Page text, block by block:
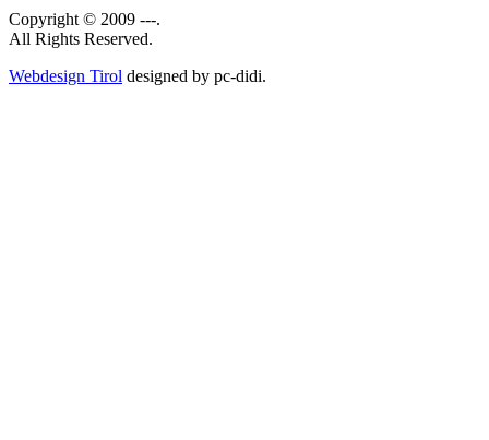
Copyright © 2009 ---.
All Rights Reserved.
Webdesign Tirol designed by pc-didi.